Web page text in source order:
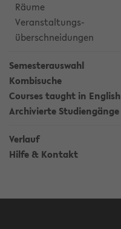
Räume
Veranstaltungs-
überschneidungen
Semesterauswahl
Kombisuche
Courses taught in English
Archivierte Studiengänge
Verlauf
Hilfe & Kontakt